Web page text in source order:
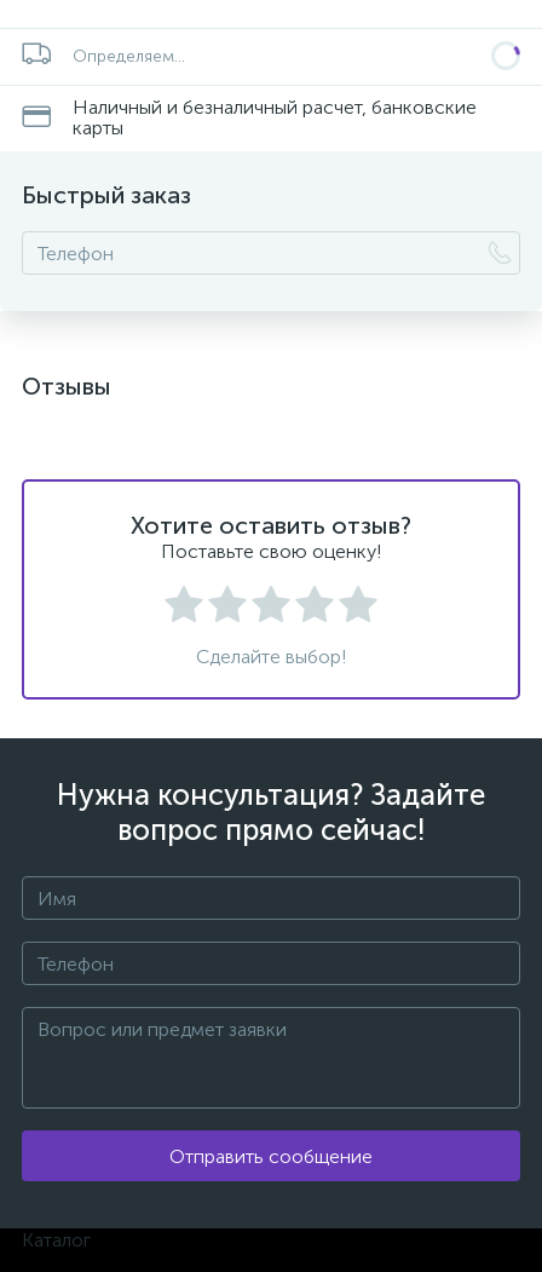
Определяем...
Наличный и безналичный расчет, банковские
карты
Быстрый заказ
Отзывы
Хотите оставить отзыв?
Поставьте свою оценку!
Сделайте выбор!
Нужна консультация? Задайте
вопрос прямо сейчас!
Отправить сообщение
Каталог